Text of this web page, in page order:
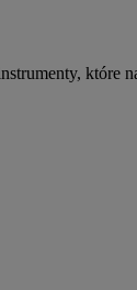
które